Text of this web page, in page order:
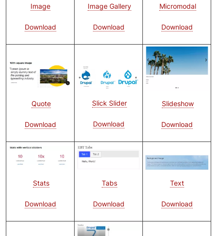
Image
Download
Image Gallery
Download
Micromodal
Download
Bild
Quote
Download
Bild
Slick Slider
Download
Bild
Slideshow
Download
Bild
Stats
Download
Bild
Tabs
Download
Bild
Text
Download
Bild